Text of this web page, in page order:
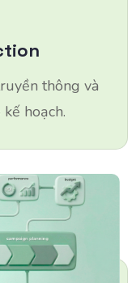
thông và
hoạch.